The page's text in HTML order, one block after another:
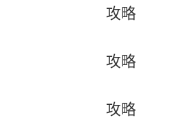
攻略
攻略
攻略